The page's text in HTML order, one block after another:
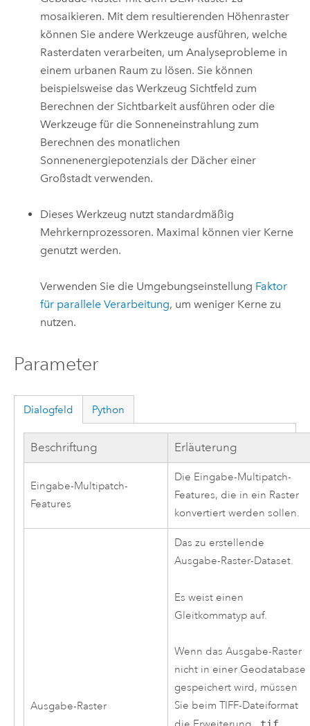
mosaikieren. Mit dem resultierenden Höhenraster
können Sie andere Werkzeuge ausführen, welche
Rasterdaten verarbeiten, um Analyseprobleme in
einem urbanen Raum zu lösen. Sie können
beispielsweise das Werkzeug Sichtfeld zum
Berechnen der Sichtbarkeit ausführen oder die
Werkzeuge für die Sonneneinstrahlung zum
Berechnen des monatlichen
Sonnenenergiepotenzials der Dächer einer
Großstadt verwenden.
Dieses Werkzeug nutzt standardmäßig
Mehrkernprozessoren. Maximal können vier Kerne
genutzt werden.
Verwenden Sie die Umgebungseinstellung Faktor
für parallele Verarbeitung, um weniger Kerne zu
nutzen.
Parameter
Dialogfeld Python
Beschriftung Erläuterung
Eingabe-Multipatch-
Features
Die Eingabe-Multipatch-
Features, die in ein Raster
konvertiert werden sollen.
Ausgabe-Raster
Das zu erstellende
Ausgabe-Raster-Dataset.
Es weist einen
Gleitkommatyp auf.
Wenn das Ausgabe-Raster
nicht in einer Geodatabase
gespeichert wird, müssen
Sie beim TIFF-Dateiformat